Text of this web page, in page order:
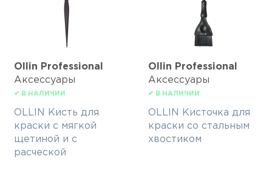
Ollin Professional
Аксессуары
✔ В НАЛИЧИИ
OLLIN Кисть для
краски с мягкой
щетиной и с
расческой
Ollin Professional
Аксессуары
✔ В НАЛИЧИИ
OLLIN Кисточка для
краски со стальным
хвостиком